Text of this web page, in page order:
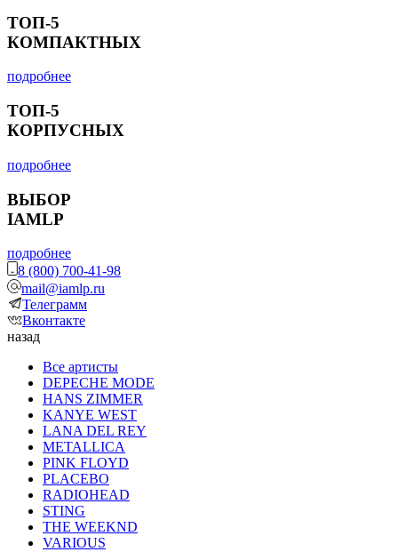
ТОП-5
КОМПАКТНЫХ
подробнее
ТОП-5
КОРПУСНЫХ
подробнее
ВЫБОР
IAMLP
подробнее
8 (800) 700-41-98
mail@iamlp.ru
Телеграмм
Вконтакте
назад
Все артисты
DEPECHE MODE
HANS ZIMMER
KANYE WEST
LANA DEL REY
METALLICA
PINK FLOYD
PLACEBO
RADIOHEAD
STING
THE WEEKND
VARIOUS